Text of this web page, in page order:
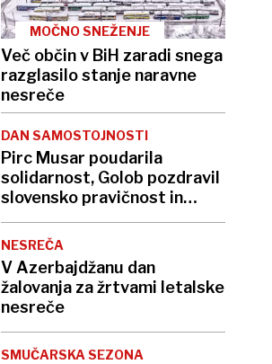
MOČNO SNEŽENJE
Več občin v BiH zaradi snega
razglasilo stanje naravne
nesreče
DAN SAMOSTOJNOSTI
Pirc Musar poudarila
solidarnost, Golob pozdravil
slovensko pravičnost in
znanost
NESREČA
V Azerbajdžanu dan
žalovanja za žrtvami letalske
nesreče
SMUČARSKA SEZONA